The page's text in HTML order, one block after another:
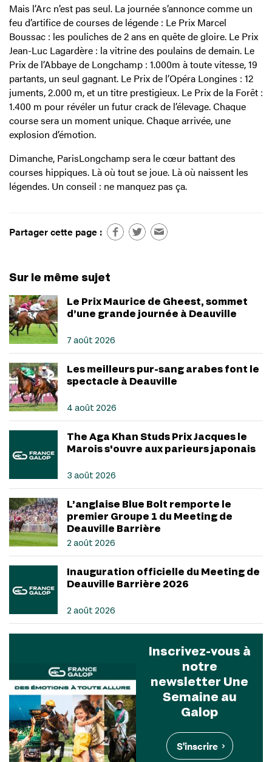
Mais l’Arc n’est pas seul. La journée s’annonce comme un
feu d’artifice de courses de légende : Le Prix Marcel
Boussac : les pouliches de 2 ans en quête de gloire. Le Prix
Jean-Luc Lagardère : la vitrine des poulains de demain. Le
Prix de l’Abbaye de Longchamp : 1.000m à toute vitesse, 19
partants, un seul gagnant. Le Prix de l’Opéra Longines : 12
juments, 2.000 m, et un titre prestigieux. Le Prix de la Forêt :
1.400 m pour révéler un futur crack de l’élevage. Chaque
course sera un moment unique. Chaque arrivée, une
explosion d’émotion.
Dimanche, ParisLongchamp sera le cœur battant des
courses hippiques. Là où tout se joue. Là où naissent les
légendes. Un conseil : ne manquez pas ça.
Partager cette page :
Sur le même sujet
Le Prix Maurice de Gheest, sommet
d’une grande journée à Deauville
7 août 2026
Les meilleurs pur-sang arabes font le
spectacle à Deauville
4 août 2026
The Aga Khan Studs Prix Jacques le
Marois s'ouvre aux parieurs japonais
3 août 2026
L’anglaise Blue Bolt remporte le
premier Groupe 1 du Meeting de
Deauville Barrière
2 août 2026
Inauguration officielle du Meeting de
Deauville Barrière 2026
2 août 2026
Inscrivez-vous à
notre
newsletter Une
Semaine au
Galop
S'inscrire